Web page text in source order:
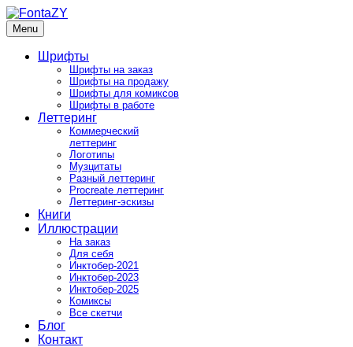
Skip
to
content
FontaZY
Fonts and pictures by Zakhar Yaschin
Menu
Шрифты
Шрифты на заказ
Шрифты на продажу
Шрифты для комиксов
Шрифты в работе
Леттеринг
Коммерческий
леттеринг
Логотипы
Музцитаты
Разный леттеринг
Procreate леттеринг
Леттеринг-эскизы
Книги
Иллюстрации
На заказ
Для себя
Инктобер-2021
Инктобер-2023
Инктобер-2025
Комиксы
Все скетчи
Блог
Контакт